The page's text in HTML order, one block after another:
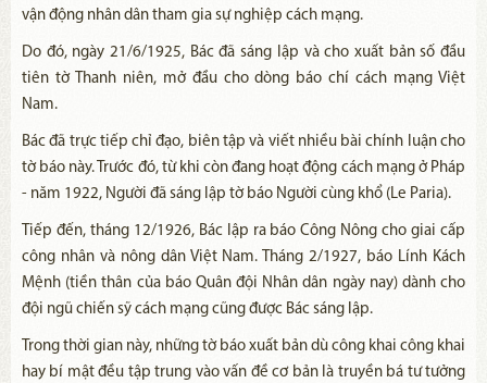
vận động nhân dân tham gia sự nghiệp cách mạng.
Do đó, ngày 21/6/1925, Bác đã sáng lập và cho xuất bản số đầu
tiên tờ Thanh niên, mở đầu cho dòng báo chí cách mạng Việt
Nam.
Bác đã trực tiếp chỉ đạo, biên tập và viết nhiều bài chính luận cho
tờ báo này. Trước đó, từ khi còn đang hoạt động cách mạng ở Pháp
- năm 1922, Người đã sáng lập tờ báo Người cùng khổ (Le Paria).
Tiếp đến, tháng 12/1926, Bác lập ra báo Công Nông cho giai cấp
công nhân và nông dân Việt Nam. Tháng 2/1927, báo Lính Kách
Mệnh (tiền thân của báo Quân đội Nhân dân ngày nay) dành cho
đội ngũ chiến sỹ cách mạng cũng được Bác sáng lập.
Trong thời gian này, những tờ báo xuất bản dù công khai công khai
hay bí mật đều tập trung vào vấn đề cơ bản là truyền bá tư tưởng